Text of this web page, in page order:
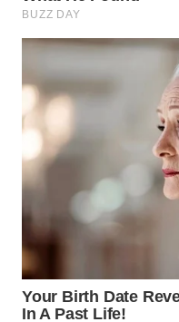
Wahana
WAHANA
NEWS
WAHANA
TANI
WAHANA
WAHANA